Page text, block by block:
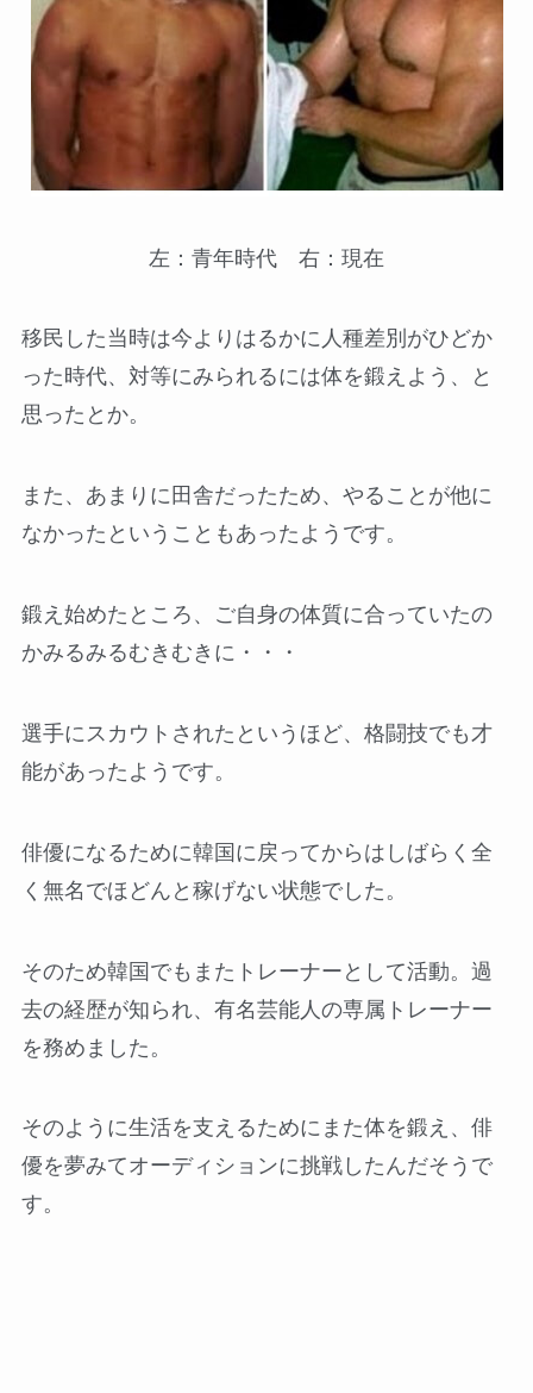
左：青年時代 右：現在
移民した当時は今よりはるかに人種差別がひどか
った時代、対等にみられるには体を鍛えよう、と
思ったとか。
また、あまりに田舎だったため、やることが他に
なかったということもあったようです。
鍛え始めたところ、ご自身の体質に合っていたの
かみるみるむきむきに・・・
選手にスカウトされたというほど、格闘技でも才
能があったようです。
俳優になるために韓国に戻ってからはしばらく全
く無名でほどんと稼げない状態でした。
そのため韓国でもまたトレーナーとして活動。過
去の経歴が知られ、有名芸能人の専属トレーナー
を務めました。
そのように生活を支えるためにまた体を鍛え、俳
優を夢みてオーディションに挑戦したんだそうで
す。